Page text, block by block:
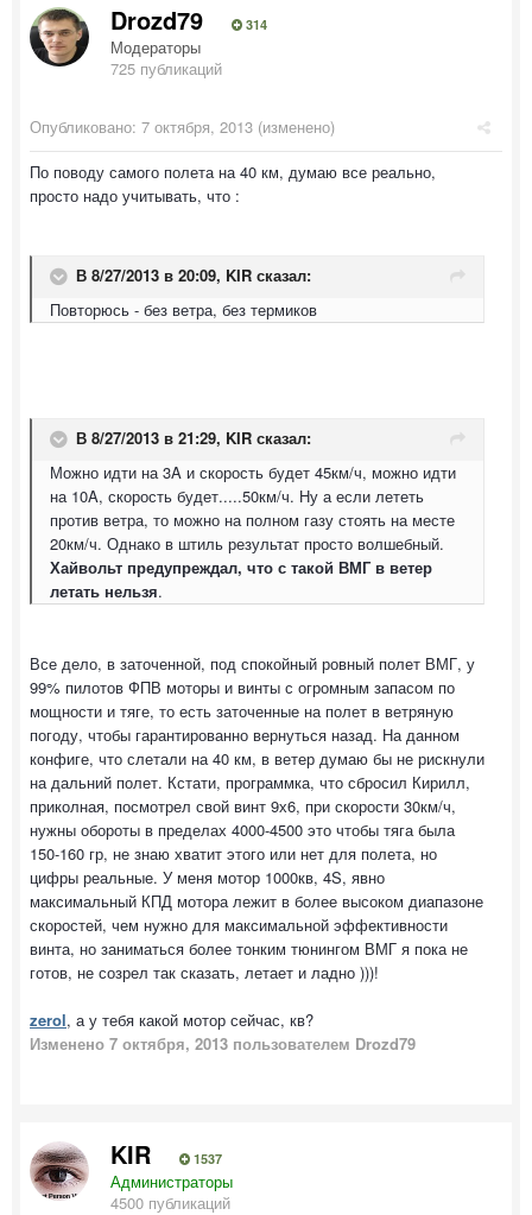
Drozd79 314
Модераторы
725 публикаций
Опубликовано: 7 октября, 2013 (изменено)
По поводу самого полета на 40 км, думаю все реально,
просто надо учитывать, что :
В 8/27/2013 в 20:09, KIR сказал:
Повторюсь - без ветра, без термиков
В 8/27/2013 в 21:29, KIR сказал:
Можно идти на 3A и скорость будет 45км/ч, можно идти
на 10A, скорость будет.....50км/ч. Ну а если лететь
против ветра, то можно на полном газу стоять на месте
20км/ч. Однако в штиль результат просто волшебный.
Хайвольт предупреждал, что с такой ВМГ в ветер
летать нельзя.
Все дело, в заточенной, под спокойный ровный полет ВМГ, у
99% пилотов ФПВ моторы и винты с огромным запасом по
мощности и тяге, то есть заточенные на полет в ветряную
погоду, чтобы гарантированно вернуться назад. На данном
конфиге, что слетали на 40 км, в ветер думаю бы не рискнули
на дальний полет. Кстати, программка, что сбросил Кирилл,
приколная, посмотрел свой винт 9х6, при скорости 30км/ч,
нужны обороты в пределах 4000-4500 это чтобы тяга была
150-160 гр, не знаю хватит этого или нет для полета, но
цифры реальные. У меня мотор 1000кв, 4S, явно
максимальный КПД мотора лежит в более высоком диапазоне
скоростей, чем нужно для максимальной эффективности
винта, но заниматься более тонким тюнингом ВМГ я пока не
готов, не созрел так сказать, летает и ладно )))!
zerol, а у тебя какой мотор сейчас, кв?
Изменено 7 октября, 2013 пользователем Drozd79
KIR 1537
Администраторы
4500 публикаций